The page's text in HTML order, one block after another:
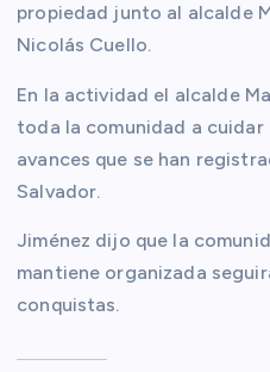
propiedad junto al alcalde
Nicolás Cuello.
En la actividad el alcalde
toda la comunidad a
avances que se han
Salvador.
Jiménez dijo que la
mantiene organizada
conquistas.